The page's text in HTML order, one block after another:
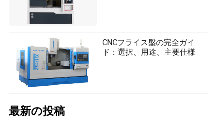
CNCフライス盤の完全ガイ
ド：選択、用途、主要仕様
最新の投稿